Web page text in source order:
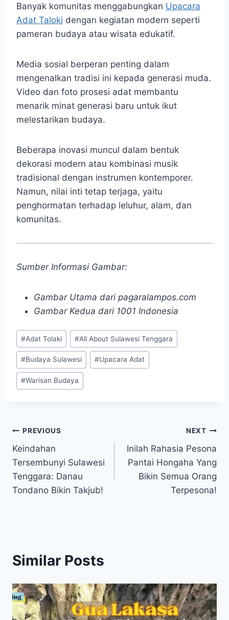
Banyak komunitas menggabungkan Upacara
Adat Taloki dengan kegiatan modern seperti
pameran budaya atau wisata edukatif.
Media sosial berperan penting dalam
mengenalkan tradisi ini kepada generasi muda.
Video dan foto prosesi adat membantu
menarik minat generasi baru untuk ikut
melestarikan budaya.
Beberapa inovasi muncul dalam bentuk
dekorasi modern atau kombinasi musik
tradisional dengan instrumen kontemporer.
Namun, nilai inti tetap terjaga, yaitu
penghormatan terhadap leluhur, alam, dan
komunitas.
Sumber Informasi Gambar:
Gambar Utama dari pagaralampos.com
Gambar Kedua dari 1001 Indonesia
Post
Tags:
#Adat Tolaki #All About Sulawesi Tenggara
#Budaya Sulawesi #Upacara Adat
#Warisan Budaya
Post
navigation
PREVIOUS
Keindahan
Tersembunyi Sulawesi
Tenggara: Danau
Tondano Bikin Takjub!
NEXT
Inilah Rahasia Pesona
Pantai Hongaha Yang
Bikin Semua Orang
Terpesona!
Similar Posts